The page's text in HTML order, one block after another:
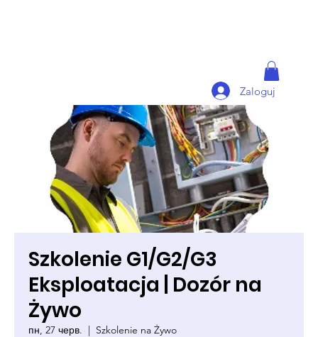
Zaloguj
Szkolenie G1/G2/G3
Eksploatacja | Dozór na
Żywo
пн, 27 черв.
  |
Szkolenie na Żywo